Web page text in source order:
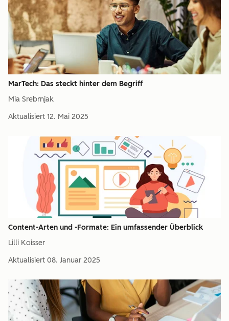
MarTech: Das steckt hinter dem Begriff
Mia Srebrnjak
Aktualisiert 12. Mai 2025
Content-Arten und -Formate: Ein umfassender Überblick
Lilli Koisser
Aktualisiert 08. Januar 2025